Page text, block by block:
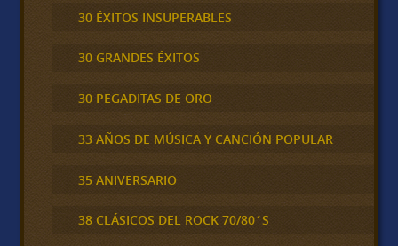
30 ÉXITOS INSUPERABLES
30 GRANDES ÉXITOS
30 PEGADITAS DE ORO
33 AÑOS DE MÚSICA Y CANCIÓN POPULAR
35 ANIVERSARIO
38 CLÁSICOS DEL ROCK 70/80´S